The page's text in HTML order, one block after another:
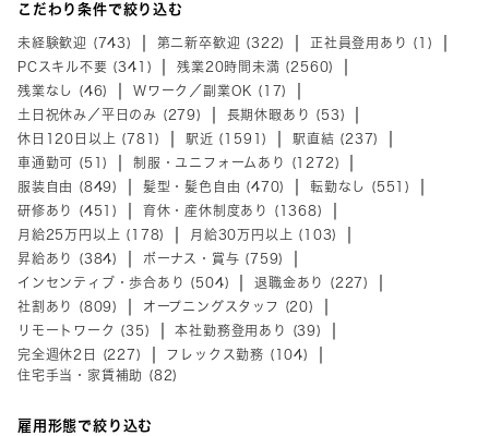
こだわり条件で絞り込む
未経験歓迎 (743) 第二新卒歓迎 (322)
正社員登用あり (1)
PCスキル不要 (341)
残業20時間未満 (2560)
残業なし (46)
Wワーク／副業OK (17)
土日祝休み／平日のみ (279)
長期休暇あり (53)
休日120日以上 (781)
駅近 (1591)
駅直結 (237)
車通勤可 (51)
制服・ユニフォームあり (1272)
服装自由 (849)
髪型・髪色自由 (470)
転勤なし (551)
研修あり (451)
育休・産休制度あり (1368)
月給25万円以上 (178)
月給30万円以上 (103)
昇給あり (384)
ボーナス・賞与 (759)
インセンティブ・歩合あり (504)
退職金あり (227)
社割あり (809)
オープニングスタッフ (20)
リモートワーク (35)
本社勤務登用あり (39)
完全週休2日 (227)
フレックス勤務 (104)
住宅手当・家賃補助 (82)
雇用形態で絞り込む